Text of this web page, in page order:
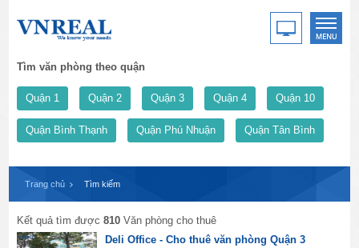
Tìm văn phòng theo quận
Quận 1 Quận 2 Quận 3 Quận 4 Quận 10
Quận Bình Thạnh Quận Phú Nhuận Quận Tân Bình
Trang chủ Tìm kiếm
Kết quả tìm được810 Văn phòng cho thuê
Deli Office - Cho thuê văn phòng Quận 3